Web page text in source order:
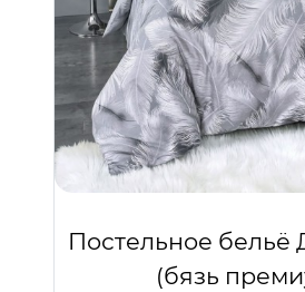
Постельное бельё
(бязь